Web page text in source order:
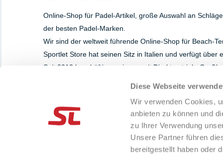
Diese Webseite
Wir verwenden Cookies,
anbieten zu können und
zu Ihrer Verwendung
Unsere Partner führen
bereitgestellt haben oder
Online-Shop für Padel-Artikel, große Auswahl an
der besten Padel-Marken.
Wir sind der weltweit führende Online-Shop für Beach-
Sportlet Store hat seinen Sitz in Italien und verfügt über
Seit 2013 beschäftigen wir uns mit Direktvertrieb,
Whatsapp
+39 393.8284629
PAYMENT METHOD
Cookie Declaration